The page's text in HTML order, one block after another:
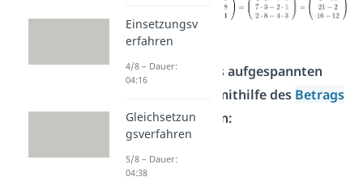
Fläche
des aufgespannten
Dreiecks mithilfe des Betrags
berechnen:
A=
Einsetzungsv
erfahren
4/8 – Dauer:
04:16
Gleichsetzun
gsverfahren
5/8 – Dauer:
04:38